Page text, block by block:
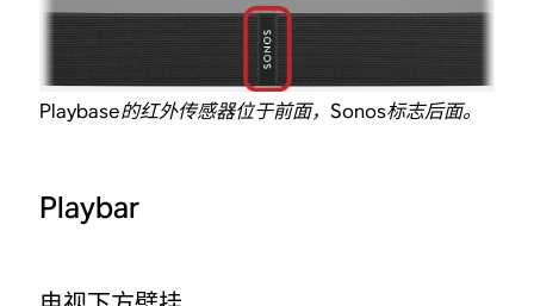
Playbase的红外传感器位于前面，Sonos标志后面。
Playbar